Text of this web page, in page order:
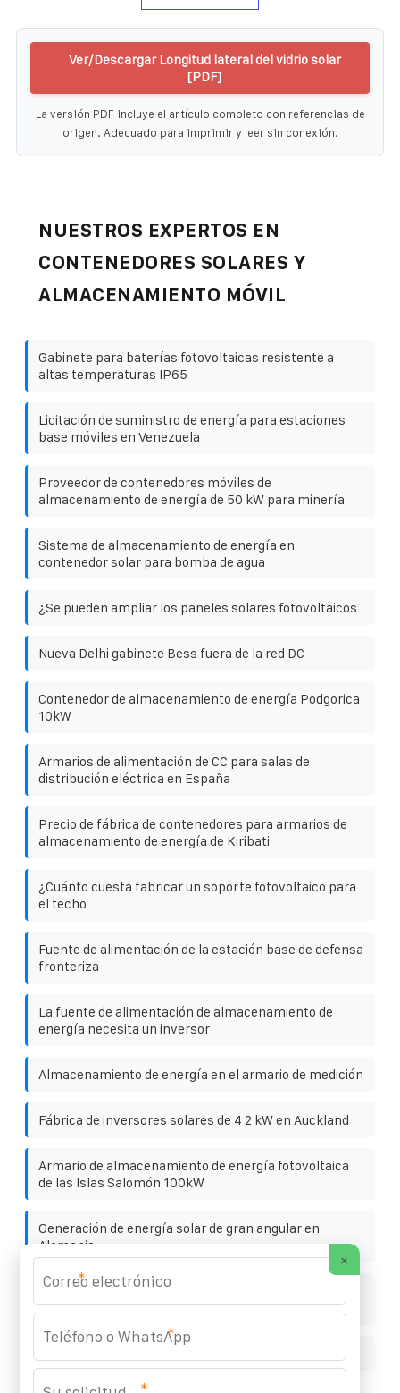
Ver/Descargar Longitud lateral del vidrio solar
[PDF]
La versión PDF incluye el artículo completo con referencias de
origen. Adecuado para imprimir y leer sin conexión.
NUESTROS EXPERTOS EN
CONTENEDORES SOLARES Y
ALMACENAMIENTO MÓVIL
Gabinete para baterías fotovoltaicas resistente a
altas temperaturas IP65
Licitación de suministro de energía para estaciones
base móviles en Venezuela
Proveedor de contenedores móviles de
almacenamiento de energía de 50 kW para minería
Sistema de almacenamiento de energía en
contenedor solar para bomba de agua
¿Se pueden ampliar los paneles solares fotovoltaicos
Nueva Delhi gabinete Bess fuera de la red DC
Contenedor de almacenamiento de energía Podgorica
10kW
Armarios de alimentación de CC para salas de
distribución eléctrica en España
Precio de fábrica de contenedores para armarios de
almacenamiento de energía de Kiribati
¿Cuánto cuesta fabricar un soporte fotovoltaico para
el techo
Fuente de alimentación de la estación base de defensa
fronteriza
La fuente de alimentación de almacenamiento de
energía necesita un inversor
Almacenamiento de energía en el armario de medición
Fábrica de inversores solares de 4 2 kW en Auckland
Armario de almacenamiento de energía fotovoltaica
de las Islas Salomón 100kW
Generación de energía solar de gran angular en
Alemania
Comerciantes de baterías de litio de baja temperatura
para almacenamiento de energía
×
*
*
*